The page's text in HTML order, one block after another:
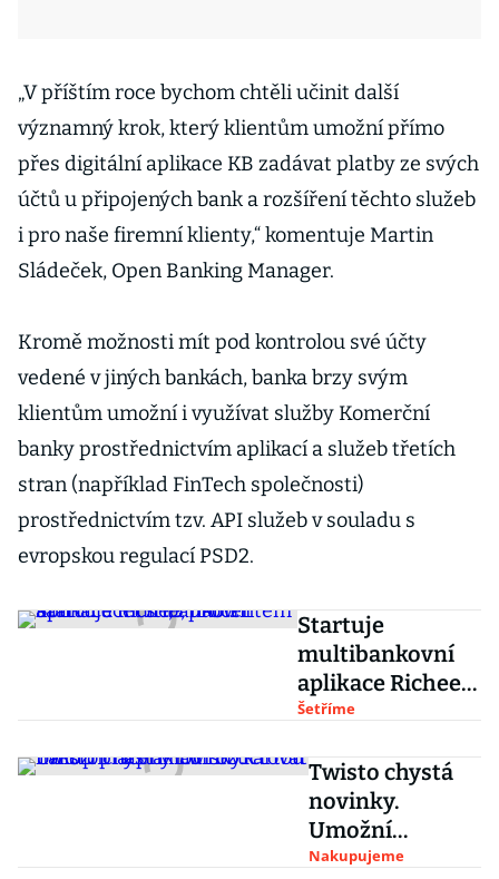
„V příštím roce bychom chtěli učinit další
významný krok, který klientům umožní přímo
přes digitální aplikace KB zadávat platby ze svých
účtů u připojených bank a rozšíření těchto služeb
i pro naše firemní klienty,“ komentuje Martin
Sládeček, Open Banking Manager.
Kromě možnosti mít pod kontrolou své účty
vedené v jiných bankách, banka brzy svým
klientům umožní i využívat služby Komerční
banky prostřednictvím aplikací a služeb třetích
stran (například FinTech společnosti)
prostřednictvím tzv. API služeb v souladu s
evropskou regulací PSD2.
Startuje
multibankovní
aplikace Richee,
nabízí kartu i
procentem
Šetříme
Twisto chystá
novinky.
Umožní
například
Nakupujeme